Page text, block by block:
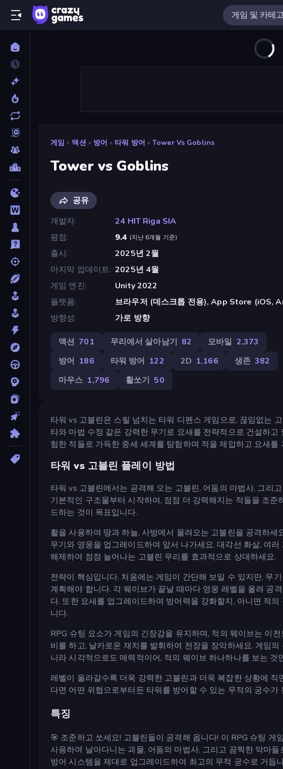
게임 » 액션 » 방어 » 타워 방어 » Tower Vs Goblins
Tower vs Goblins
공유
개발자
24 HIT Riga SIA
평점
9.4 (지난 6개월 기준)
출시
2025년 2월
마지막 업데이트 2025년 4월
게임 엔진
Unity 2022
플랫폼
브라우저 (데스크톱 전용), App Store (iOS,
방향성
가로 방향
액션 701 무리에서 살아남기 82 모바일 2,373
방어 186 타워 방어 122 2D 1,166 생존 382
마우스 1,796 활쏘기 50
타워 vs 고블린은 스릴 넘치는 타워 디펜스 게임으로, 끊임없는
타와 마법 수정 같은 강력한 무기로 요새를 전략적으로 건설하
험한 적들로 가득한 중세 세계를 탐험하며 적을 제압하고 요새를
타워 vs 고블린 플레이 방법
타워 vs 고블린에서는 공격해 오는 고블린, 어둠의 마법사, 그리
기본적인 구조물부터 시작하여, 점점 더 강력해지는 적들을 조
드하는 것이 목표입니다.
활을 사용하여 땅과 하늘, 사방에서 몰려오는 고블린을 공격하
무기와 영웅을 업그레이드하여 앞서 나가세요. 대각선 화살, 여
해제하여 점점 늘어나는 고블린 무리를 효과적으로 상대하세요.
전략이 핵심입니다. 처음에는 게임이 간단해 보일 수 있지만, 무
계획해야 합니다. 각 웨이브가 끝날 때마다 영웅 레벨을 올려 공
다. 또한 요새를 업그레이드하여 방어력을 강화할지, 아니면 적
니다.
RPG 슈팅 요소가 게임의 긴장감을 유지하며, 적의 웨이브는 이
비를 하고, 날카로운 재치를 발휘하여 전장을 장악하세요. 게임
니라 시각적으로도 매력적이어, 적의 웨이브 하나하나를 보는 것
레벨이 올라갈수록 더욱 강력한 고블린과 더욱 복잡한 상황에
다면 어떤 위협으로부터든 타워를 방어할 수 있는 무적의 궁수가
특징
🎯 조준하고 쏘세요! 고블린들이 공격해 옵니다! 이 RPG 슈팅
사용하여 날아다니는 괴물, 어둠의 마법사, 그리고 끔찍한 악마
방어 시스템을 제대로 업그레이드하여 최고의 무적 궁수로 거듭